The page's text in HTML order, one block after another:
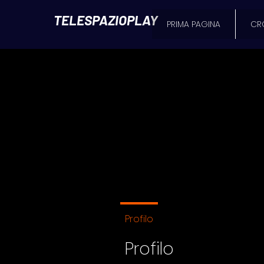
TELESPAZIOPLAY PRIMA PAGINA
Profilo
Profilo